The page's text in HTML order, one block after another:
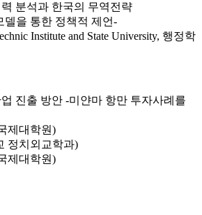
분석과 한국의 무역전략
델을 통한 정책적 제언-
Institute and State University, 행정학
진출 방안 -미얀마 항만 투자사례를
제대학원)
정치외교학과)
제대학원)